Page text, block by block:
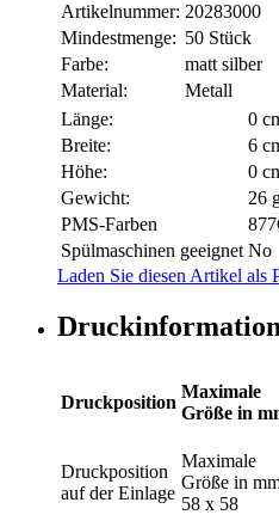
Artikelnummer: 20283000
Mindestmenge: 50 Stück
Farbe:
matt silber
Material:
Metall
Länge:
0
Breite:
6
Höhe:
0
Gewicht:
26
PMS-Farben
Spülmaschinen geeignet No
Laden Sie diesen Artikel als
Druckinformation
Druckposition
Maximale
Größe in
Druckposition
auf der Einlage
Maximale
Größe in
58 x 58